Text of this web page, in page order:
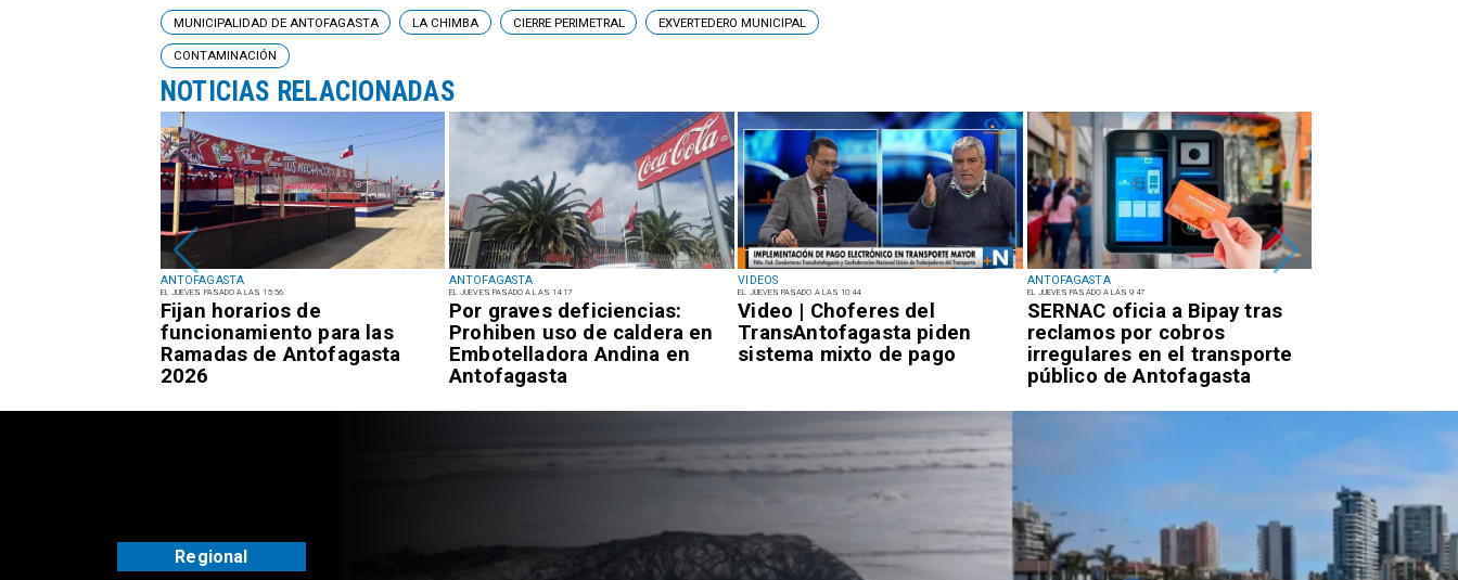
ANTOFAGASTA
EL JUEVES PASADO A LAS 15:56
Fijan horarios de
funcionamiento para las
Ramadas de Antofagasta
2026
ANTOFAGASTA
EL JUEVES PASADO A LAS 14:17
Por graves deficiencias:
Prohiben uso de caldera en
Embotelladora Andina en
Antofagasta
VIDEOS
EL JUEVES PASADO A LAS 10:44
Video | Choferes del
TransAntofagasta piden
sistema mixto de pago
ANTOFAGASTA
EL JUEVES PASADO A LAS 9:47
SERNAC oficia a Bipay tras
reclamos por cobros
irregulares en el transporte
público de Antofagasta
MUNICIPALIDAD DE ANTOFAGASTA LA CHIMBA CIERRE PERIMETRAL EXVERTEDERO MUNICIPAL
CONTAMINACIÓN
NOTICIAS RELACIONADAS
Regional